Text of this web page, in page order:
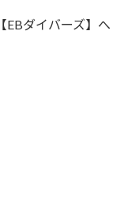
EBダイバーズ】へ